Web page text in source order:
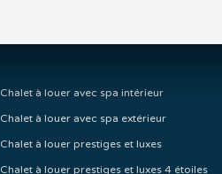
Chalet à louer avec spa intérieur
Chalet à louer avec spa extérieur
Chalet à louer prestiges et luxes
Chalet à louer prestiges et luxes 4 étoiles